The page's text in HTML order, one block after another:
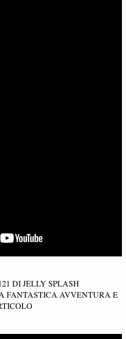
DI JELLY SPLASH
FANTASTICA AVVENTURA E